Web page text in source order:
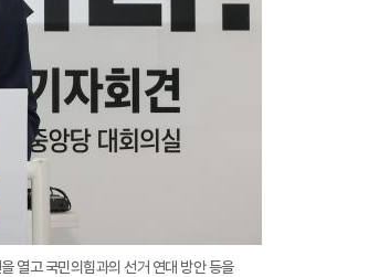
열고 국민의힘과의 선거 연대 방안 등을